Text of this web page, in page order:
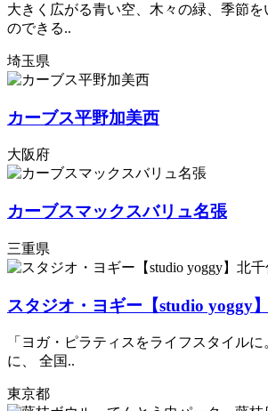
大きく広がる青い空、木々の緑、季節を
のできる..
埼玉県
カーブス平野加美西
大阪府
カーブスマックスバリュ名張
三重県
スタジオ・ヨギー【studio yoggy
「ヨガ・ピラティスをライフスタイル
に、 全国..
東京都